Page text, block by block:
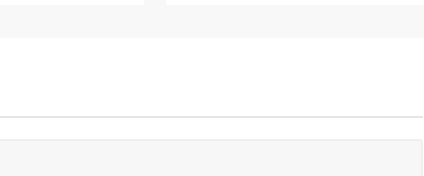
toplantısında
Esaslar” çerçevesinde sözlü sınavla